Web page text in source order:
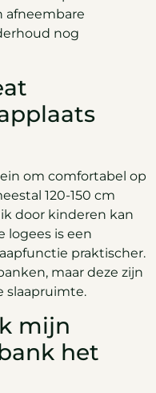
afneembare
nog
om comfortabel op
120-150 cm
door kinderen kan
logees is een
praktischer.
maar deze zijn
slaapruimte.
mijn
het